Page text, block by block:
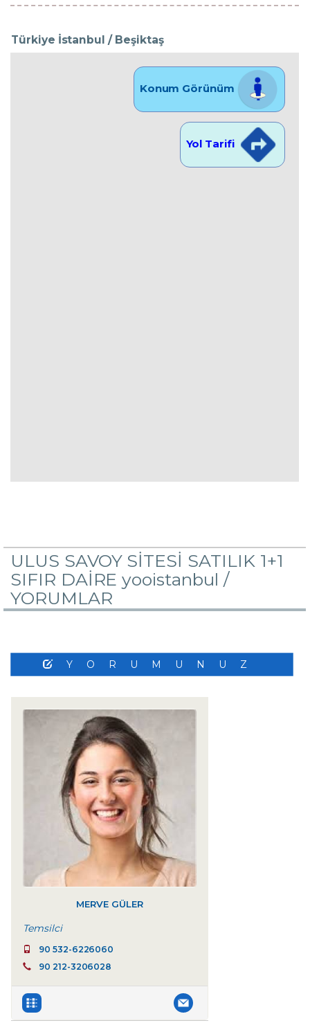
Türkiye İstanbul / Beşiktaş
Konum Görünüm
Yol Tarifi
ULUS SAVOY SİTESİ SATILIK 1+1
SIFIR DAİRE yooistanbul /
YORUMLAR
YORUMUNUZ
MERVE GÜLER
Temsilci
90 532-6226060
90 212-3206028